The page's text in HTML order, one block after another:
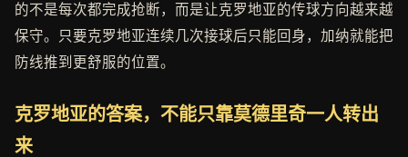
的不是每次都完成抢断，而是让克罗地亚的传球方向越来越
保守。只要克罗地亚连续几次接球后只能回身，加纳就能把
防线推到更舒服的位置。
克罗地亚的答案，不能只靠莫德里奇一人转出
来